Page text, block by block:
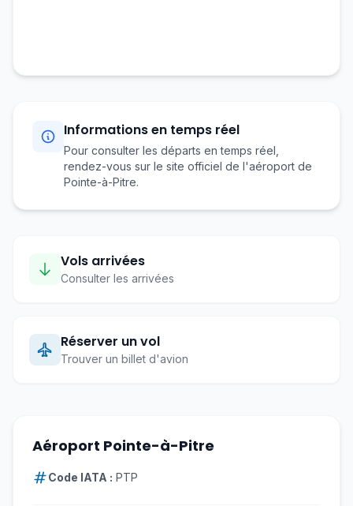
Informations en temps réel
Pour consulter les départs en temps réel,
rendez-vous sur le site officiel de l'aéroport de
Pointe-à-Pitre.
Vols arrivées
Consulter les arrivées
Réserver un vol
Trouver un billet d'avion
Aéroport Pointe-à-Pitre
Code IATA : PTP